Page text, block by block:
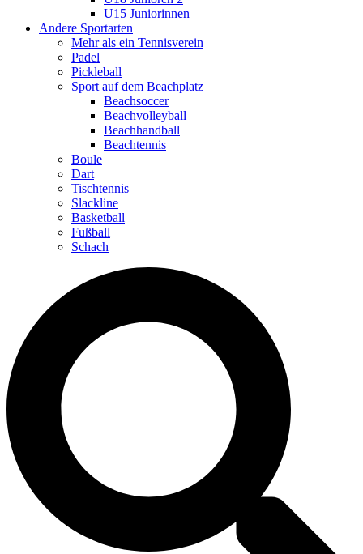
U15 Juniorinnen
Andere Sportarten
Mehr als ein Tennisverein
Padel
Pickleball
Sport auf dem Beachplatz
Beachsoccer
Beachvolleyball
Beachhandball
Beachtennis
Boule
Dart
Tischtennis
Slackline
Basketball
Fußball
Schach